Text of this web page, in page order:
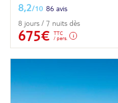
8,2/10 86 avis
8 jours / 7 nuits dès
675€
TTC
/ pers.